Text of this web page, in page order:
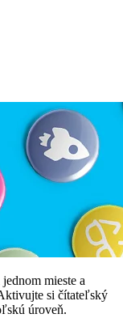
mieste a
si čítateľský
úroveň.